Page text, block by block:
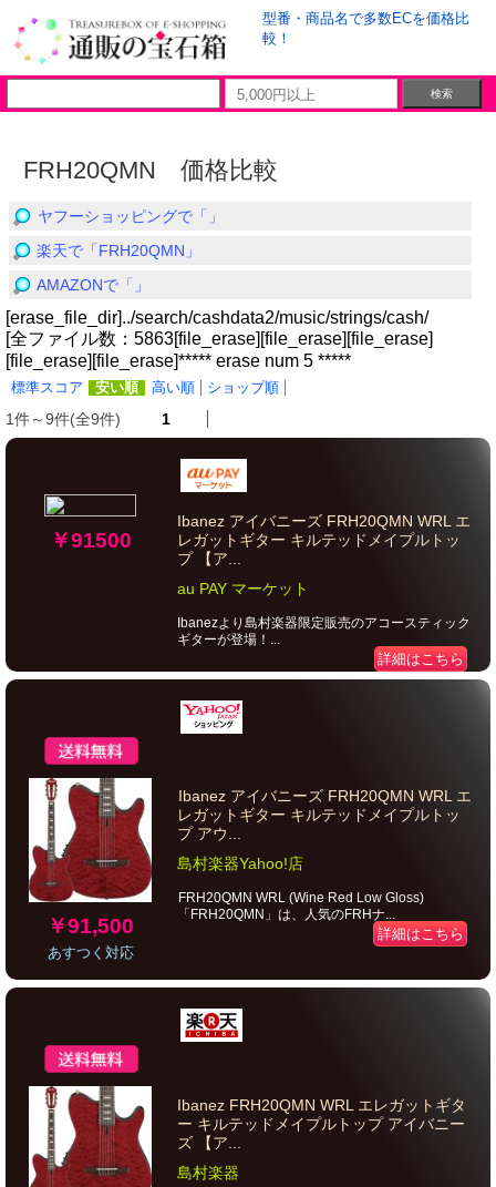
型番・商品名で多数ECを価格比
較！
FRH20QMN 価格比較
ヤフーショッピングで「」
楽天で「FRH20QMN」
AMAZONで「」
[erase_file_dir]../search/cashdata2/music/strings/cash/
[全ファイル数：5863[file_erase][file_erase][file_erase]
[file_erase][file_erase]***** erase num 5 *****
標準スコア 安い順 高い順 ショップ順
1件～9件(全9件) 1
￥91500
Ibanez アイバニーズ FRH20QMN WRL エ
レガットギター キルテッドメイプルトッ
プ 【ア...
au PAY マーケット
Ibanezより島村楽器限定販売のアコースティック
ギターが登場！...
詳細はこちら
￥91,500
あすつく対応
Ibanez アイバニーズ FRH20QMN WRL エ
レガットギター キルテッドメイプルトッ
プ アウ...
島村楽器Yahoo!店
FRH20QMN WRL (Wine Red Low Gloss)
「FRH20QMN」は、人気のFRHナ...
詳細はこちら
Ibanez FRH20QMN WRL エレガットギタ
ー キルテッドメイプルトップ アイバニー
ズ 【ア...
島村楽器